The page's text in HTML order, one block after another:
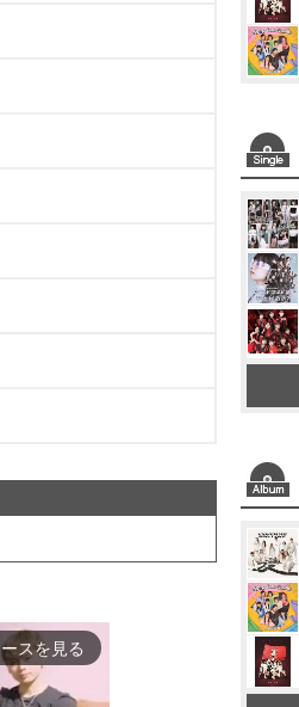
スを見る